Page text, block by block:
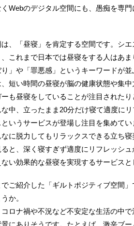
Webのデジタル空間にも、愚痴を専
、「昼寝」を肯定する空間です。シ
、これまで日本では昼寝をする人はあ
り」や「罪悪感」というキーワードが
短い時間の昼寝が脳の健康状態や集
ーも昼寝をしていることが注目された
な中、立ったまま20分だけ寝て適度に
いうサービスが登場し注目を集めて
なに脱力してもリラックスできる立ち
ると、深く寝すぎず適度にリフレッシ
い効果的な昼寝を実現するサービス
でご紹介した「ギルトポジティブ空間
か。
ロナ禍や不況など不安定な生活の中